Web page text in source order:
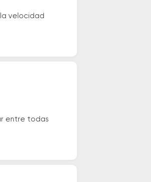
velocidad
entre todas